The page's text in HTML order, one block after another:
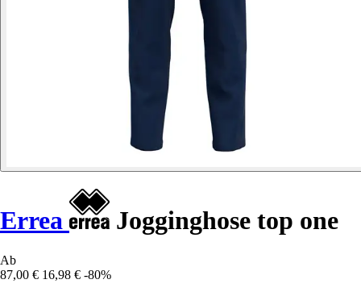
Errea Jogginghose top one
Ab
87,00 € 16,98 € -80%